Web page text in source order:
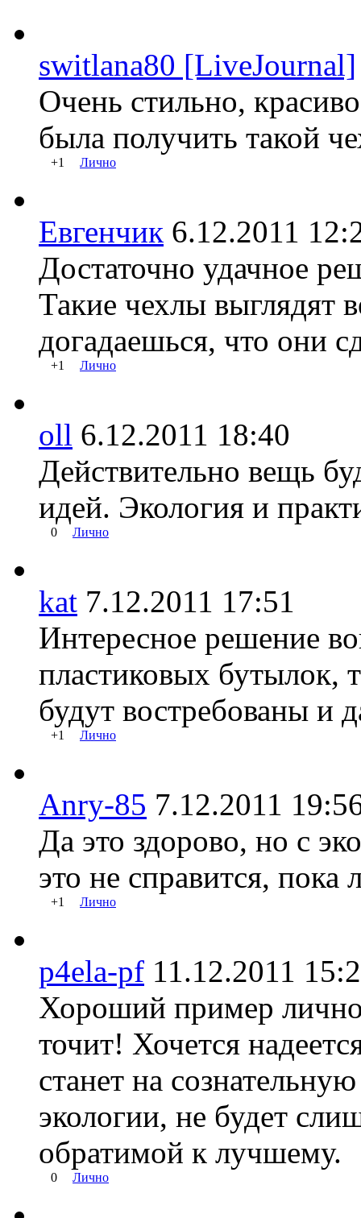
switlana80 [LiveJournal]
Очень стильно,
была получить такой
+1 Лично
Евгенчик 6.12.2011
Достаточно удачное
Такие чехлы выглядят
догадаешься, что они
+1 Лично
oll 6.12.2011 18:40
Действительно вещь
идей. Экология и
0 Лично
kat 7.12.2011 17:51
Интересное решение
пластиковых бутылок,
будут востребованы и
+1 Лично
Anry-85 7.12.2011
Да это здорово, но с
это не справится, пока
+1 Лично
p4ela-pf 11.12.2011
Хороший пример
точит! Хочется
станет на
экологии, не будет
обратимой к лучшему.
0 Лично